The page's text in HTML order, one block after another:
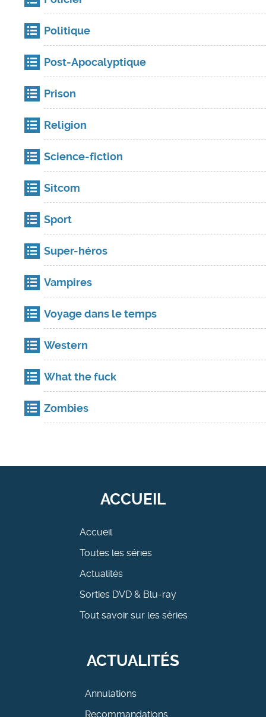
Politique
Post-Apocalyptique
Prison
Religion
Science-fiction
Sitcom
Sport
Super-héros
Vampires
Voyage dans le temps
Western
What the fuck
Zombies
ACCUEIL
Accueil
Toutes les séries
Actualités
Sorties DVD & Blu-ray
Tout savoir sur les séries
ACTUALITÉS
Annulations
Recommandations